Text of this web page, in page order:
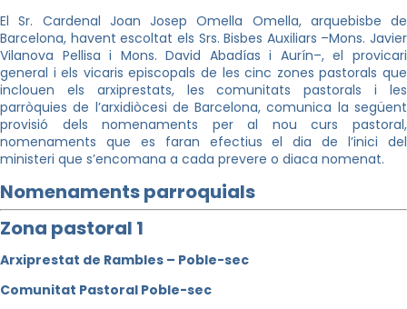
El Sr. Cardenal Joan Josep Omella Omella, arquebisbe de
Barcelona, havent escoltat els Srs. Bisbes Auxiliars –Mons. Javier
Vilanova Pellisa i Mons. David Abadías i Aurín–, el provicari
general i els vicaris episcopals de les cinc zones pastorals que
inclouen els arxiprestats, les comunitats pastorals i les
parròquies de l’arxidiòcesi de Barcelona, comunica la següent
provisió dels nomenaments per al nou curs pastoral,
nomenaments que es faran efectius el dia de l’inici del
ministeri que s’encomana a cada prevere o diaca nomenat.
Nomenaments parroquials
Zona pastoral 1
Arxiprestat de Rambles – Poble-sec
Comunitat Pastoral Poble-sec